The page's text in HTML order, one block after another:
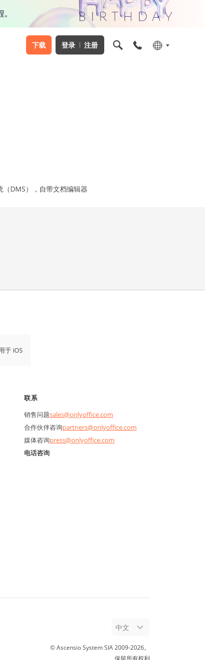
下载 登录 注册
DMS），自带文档编辑器
于 iOS
联系
销售问题sales@onlyoffice.com
合作伙伴咨询partners@onlyoffice.com
媒体咨询press@onlyoffice.com
电话咨询
中文
© Ascensio System SIA 2009-2026。
保留所有权利